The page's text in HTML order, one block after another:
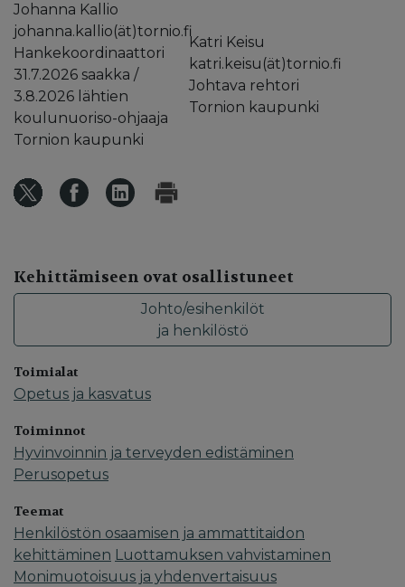
Johanna Kallio
johanna.kallio(ät)tornio.fi
Hankekoordinaattori
31.7.2026 saakka /
3.8.2026 lähtien
koulunuoriso-ohjaaja
Tornion kaupunki
Katri Keisu
katri.keisu(ät)tornio.fi
Johtava rehtori
Tornion kaupunki
Kehittämiseen ovat osallistuneet
Johto/esihenkilöt
ja henkilöstö
Toimialat
Opetus ja kasvatus
Toiminnot
Hyvinvoinnin ja terveyden edistäminen
Perusopetus
Teemat
Henkilöstön osaamisen ja ammattitaidon
kehittäminen Luottamuksen vahvistaminen
Monimuotoisuus ja yhdenvertaisuus